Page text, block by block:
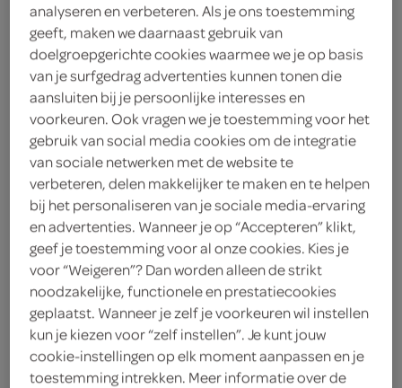
1 mespunt nootmuskaatpoeder
100 milliliter melk
100 milliliter vloeibaar
bakproduct
100 gram boter
500 gram preien
35 gram paneermeel
1 eetlepel zonnebloemolie
1 eetlepel arachideolie
2 eieren
analyseren en verbeteren. Als je ons toestemming
geeft, maken we daarnaast gebruik van
doelgroepgerichte cookies waarmee we je op basis
van je surfgedrag advertenties kunnen tonen die
aansluiten bij je persoonlijke interesses en
voorkeuren. Ook vragen we je toestemming voor het
gebruik van social media cookies om de integratie
van sociale netwerken met de website te
verbeteren, delen makkelijker te maken en te helpen
bij het personaliseren van je sociale media-ervaring
en advertenties. Wanneer je op “Accepteren” klikt,
geef je toestemming voor al onze cookies. Kies je
voor “Weigeren”? Dan worden alleen de strikt
noodzakelijke, functionele en prestatiecookies
geplaatst. Wanneer je zelf je voorkeuren wil instellen
kun je kiezen voor “zelf instellen”. Je kunt jouw
cookie-instellingen op elk moment aanpassen en je
toestemming intrekken. Meer informatie over de